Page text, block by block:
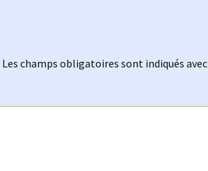
Les champs obligatoires sont indiqués avec